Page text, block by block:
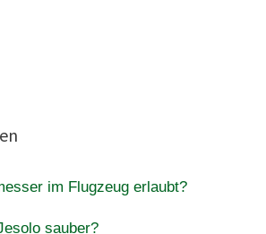
im Flugzeug erlaubt?
sauber?